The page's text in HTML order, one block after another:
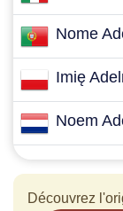
Nome
Imię
Noem
Découvrez